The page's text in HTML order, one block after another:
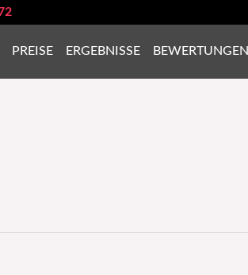
PREISE ERGEBNISSE BEWERTUNGEN